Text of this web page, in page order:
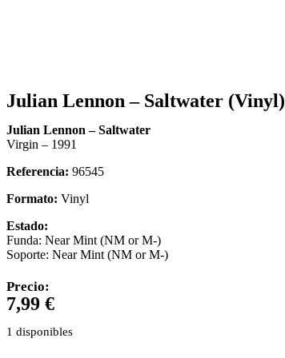
Julian Lennon – Saltwater (Vinyl)
Julian Lennon – Saltwater
Virgin – 1991
Referencia: 96545
Formato: Vinyl
Estado:
Funda: Near Mint (NM or M-)
Soporte: Near Mint (NM or M-)
Precio:
7,99 €
1 disponibles